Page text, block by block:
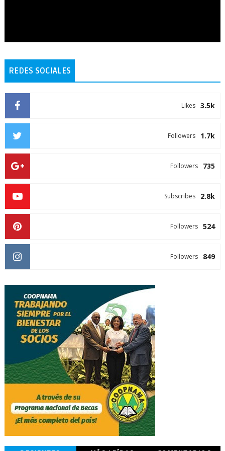
REDES SOCIALES
3.5k
Likes
1.7k
Followers
735
Followers
2.8k
Subscribes
524
Followers
849
Followers